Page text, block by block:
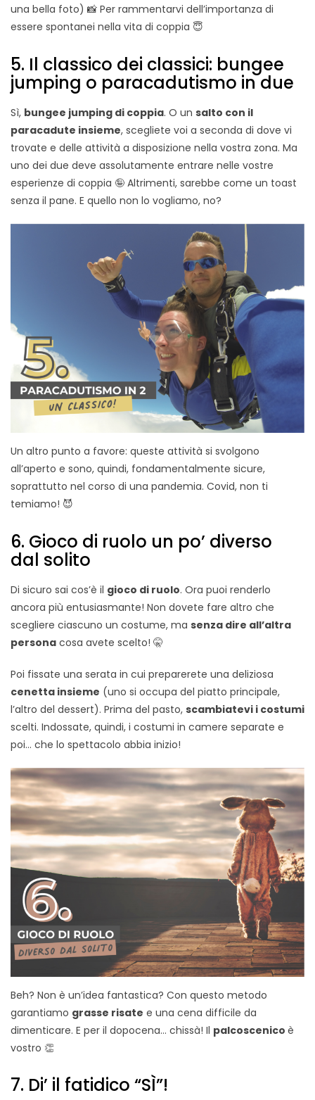
una bella foto) 📸 Per rammentarvi dell’importanza di
essere spontanei nella vita di coppia 😇
5. Il classico dei classici: bungee
jumping o paracadutismo in due
Sì, bungee jumping di coppia. O un salto con il
paracadute insieme, scegliete voi a seconda di dove vi
trovate e delle attività a disposizione nella vostra zona. Ma
uno dei due deve assolutamente entrare nelle vostre
esperienze di coppia 🤪 Altrimenti, sarebbe come un toast
senza il pane. E quello non lo vogliamo, no?
Un altro punto a favore: queste attività si svolgono
all’aperto e sono, quindi, fondamentalmente sicure,
soprattutto nel corso di una pandemia. Covid, non ti
temiamo! 😈
6. Gioco di ruolo un po’ diverso
dal solito
Di sicuro sai cos’è il gioco di ruolo. Ora puoi renderlo
ancora più entusiasmante! Non dovete fare altro che
scegliere ciascuno un costume, ma senza dire all’altra
persona cosa avete scelto! 🤫
Poi fissate una serata in cui preparerete una deliziosa
cenetta insieme (uno si occupa del piatto principale,
l’altro del dessert). Prima del pasto, scambiatevi i costumi
scelti. Indossate, quindi, i costumi in camere separate e
poi… che lo spettacolo abbia inizio!
Beh? Non è un’idea fantastica? Con questo metodo
garantiamo grasse risate e una cena difficile da
dimenticare. E per il dopocena… chissà! Il palcoscenico è
vostro 👏
7. Di’ il fatidico “SÌ”!